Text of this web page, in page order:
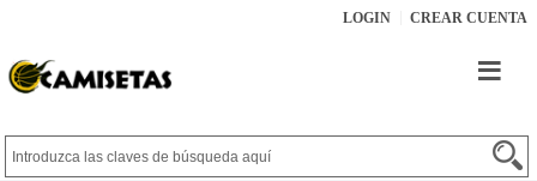
LOGIN CREAR CUENTA